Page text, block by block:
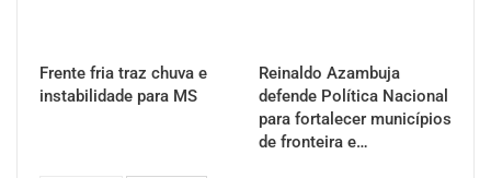
Frente fria traz chuva e
instabilidade para MS
Reinaldo Azambuja
defende Política Nacional
para fortalecer municípios
de fronteira e…